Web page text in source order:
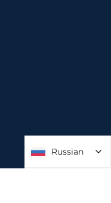
Russian
Russian